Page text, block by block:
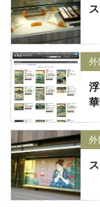
外
外